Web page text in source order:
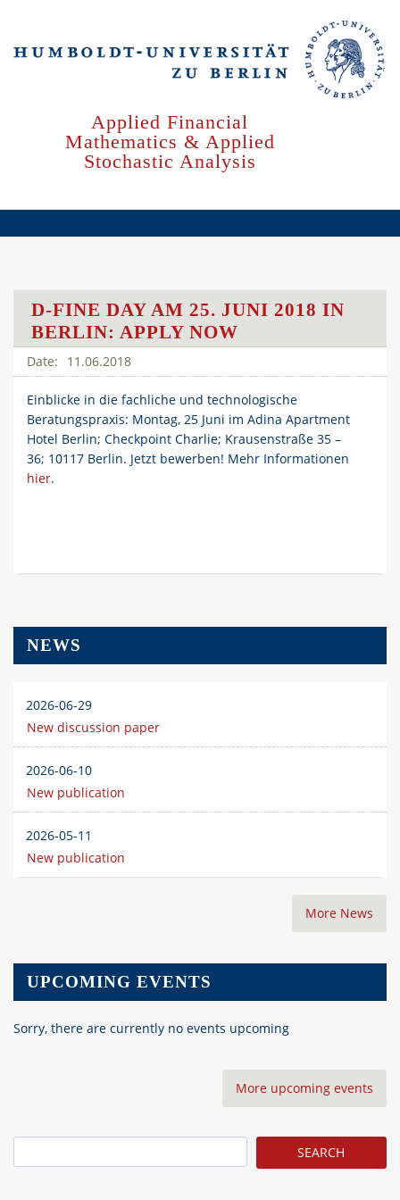
main
Applied Financial
Mathematics & Applied
Stochastic Analysis
D-FINE DAY AM 25. JUNI 2018 IN
BERLIN: APPLY NOW
11.06.2018
Einblicke in die fachliche und technologische
Beratungspraxis: Montag, 25 Juni im Adina Apartment
Hotel Berlin; Checkpoint Charlie; Krausenstraße 35 –
36; 10117 Berlin. Jetzt bewerben! Mehr Informationen
hier.
NEWS
2026-06-29
New discussion paper
2026-06-10
New publication
2026-05-11
New publication
More News
UPCOMING EVENTS
Sorry, there are currently no events upcoming
More upcoming events